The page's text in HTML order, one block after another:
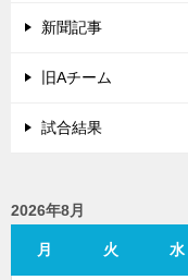
新聞記事
旧Aチーム
試合結果
2026年8月
月 火 水